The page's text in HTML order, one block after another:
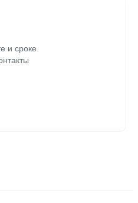
и сроке